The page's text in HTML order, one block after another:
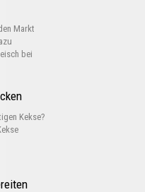
Markt
bei
Kekse?